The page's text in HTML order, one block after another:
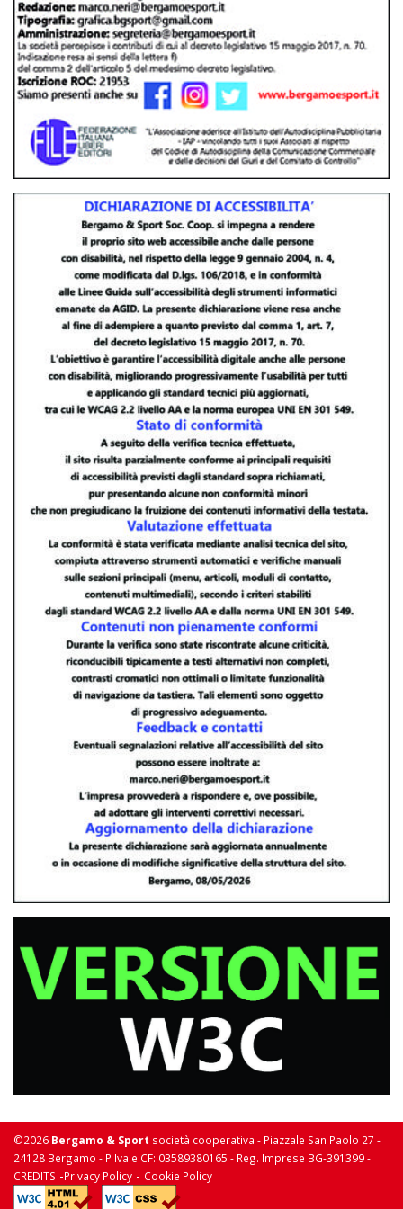
©2026 Bergamo & Sport società cooperativa - Piazzale San Paolo 27 -
24128 Bergamo - P Iva e CF: 03589380165 - Reg. Imprese BG-391399 -
CREDITS -Privacy Policy - Cookie Policy